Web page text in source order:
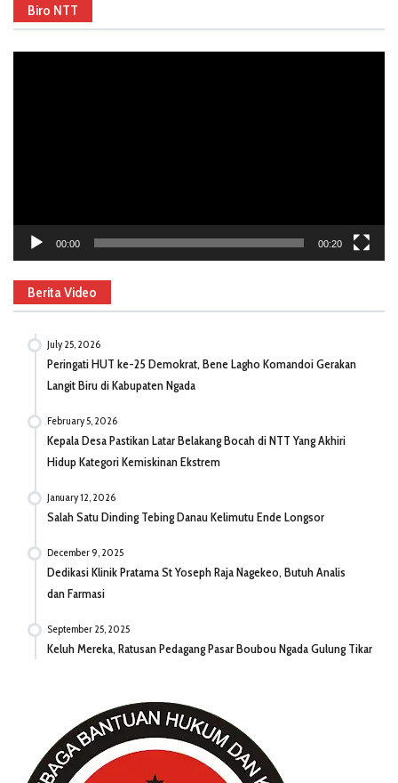
Biro NTT
00:00 00:20
Berita Video
July 25, 2026
Peringati HUT ke-25 Demokrat, Bene Lagho Komandoi Gerakan
Langit Biru di Kabupaten Ngada
February 5, 2026
Kepala Desa Pastikan Latar Belakang Bocah di NTT Yang Akhiri
Hidup Kategori Kemiskinan Ekstrem
January 12, 2026
Salah Satu Dinding Tebing Danau Kelimutu Ende Longsor
December 9, 2025
Dedikasi Klinik Pratama St Yoseph Raja Nagekeo, Butuh Analis
dan Farmasi
September 25, 2025
Keluh Mereka, Ratusan Pedagang Pasar Boubou Ngada Gulung Tikar